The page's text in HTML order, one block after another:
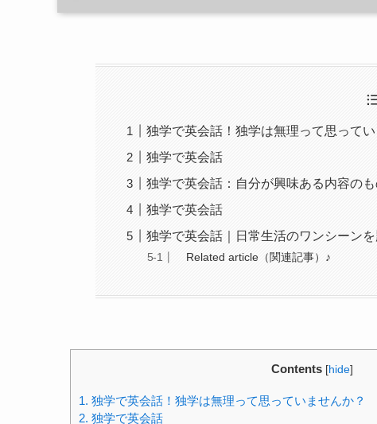
独学で英会話！独学は無理って思ってい
独学で英会話
独学で英会話：自分が興味ある内容のも
独学で英会話
独学で英会話｜日常生活のワンシーン
Related article（関連記事）♪
Contents [hide]
1. 独学で英会話！独学は無理って思っていませんか？
2. 独学で英会話